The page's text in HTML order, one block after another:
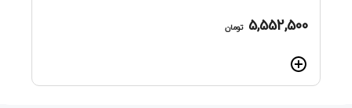
5,552,500 تومان